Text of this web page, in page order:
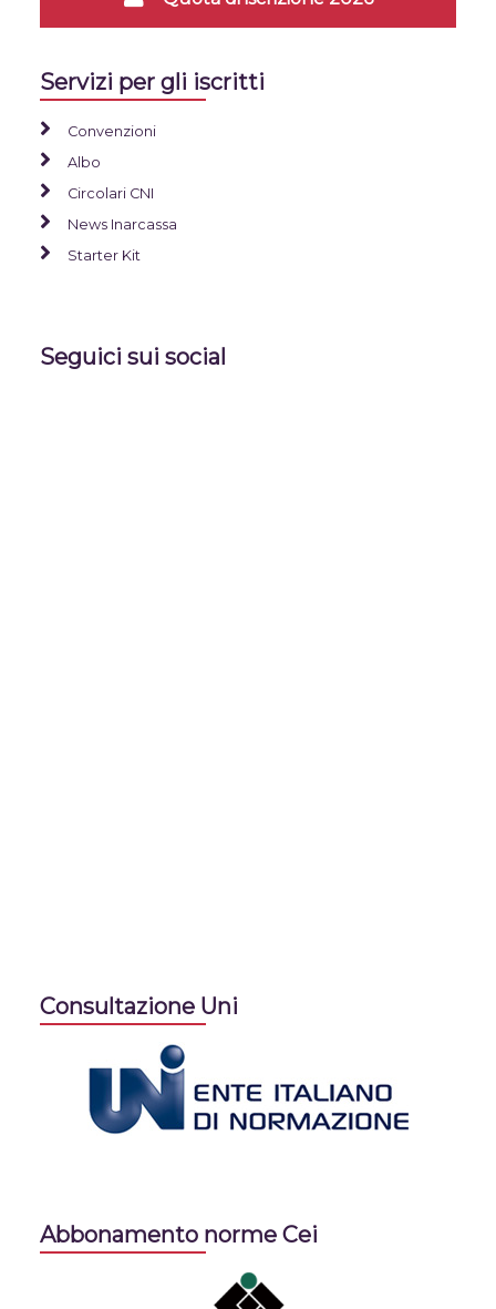
Servizi per gli iscritti
Convenzioni
Albo
Circolari CNI
News Inarcassa
Starter Kit
Seguici sui social
Consultazione Uni
Abbonamento norme Cei